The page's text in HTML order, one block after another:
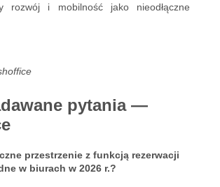
rozwój i mobilność jako nieodłączne
pytania —
przestrzenie z funkcją rezerwacji
w biurach w 2026 r.?